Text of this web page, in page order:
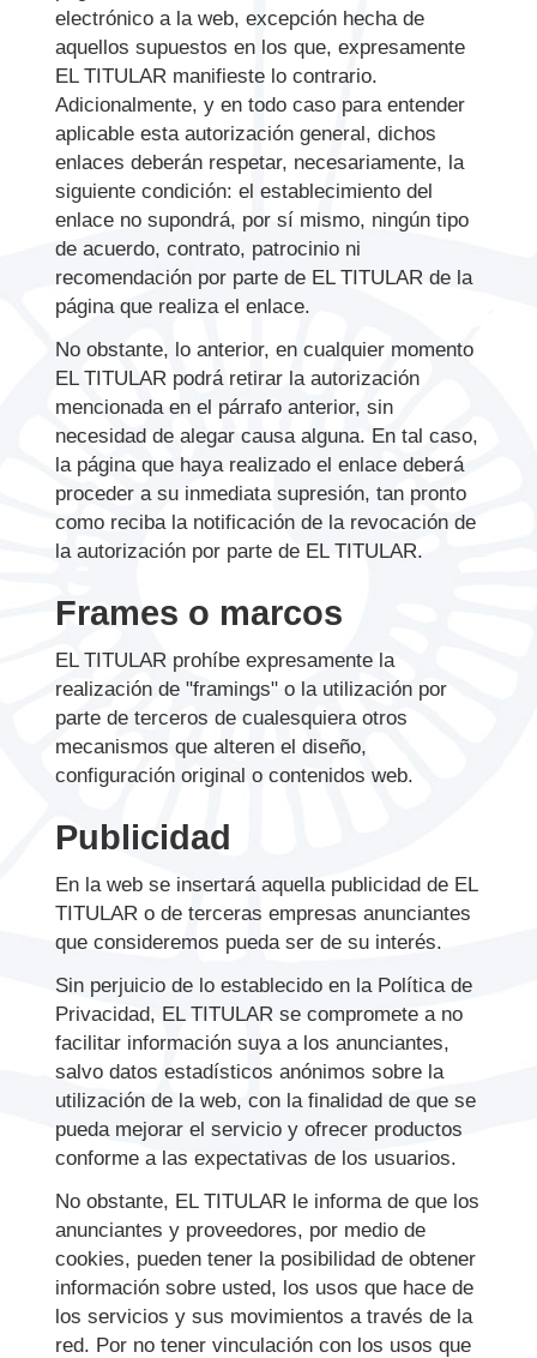
electrónico a la web, excepción hecha de
aquellos supuestos en los que, expresamente
EL TITULAR manifieste lo contrario.
Adicionalmente, y en todo caso para entender
aplicable esta autorización general, dichos
enlaces deberán respetar, necesariamente, la
siguiente condición: el establecimiento del
enlace no supondrá, por sí mismo, ningún tipo
de acuerdo, contrato, patrocinio ni
recomendación por parte de EL TITULAR de la
página que realiza el enlace.
No obstante, lo anterior, en cualquier momento
EL TITULAR podrá retirar la autorización
mencionada en el párrafo anterior, sin
necesidad de alegar causa alguna. En tal caso,
la página que haya realizado el enlace deberá
proceder a su inmediata supresión, tan pronto
como reciba la notificación de la revocación de
la autorización por parte de EL TITULAR.
Frames o marcos
EL TITULAR prohíbe expresamente la
realización de "framings" o la utilización por
parte de terceros de cualesquiera otros
mecanismos que alteren el diseño,
configuración original o contenidos web.
Publicidad
En la web se insertará aquella publicidad de EL
TITULAR o de terceras empresas anunciantes
que consideremos pueda ser de su interés.
Sin perjuicio de lo establecido en la Política de
Privacidad, EL TITULAR se compromete a no
facilitar información suya a los anunciantes,
salvo datos estadísticos anónimos sobre la
utilización de la web, con la finalidad de que se
pueda mejorar el servicio y ofrecer productos
conforme a las expectativas de los usuarios.
No obstante, EL TITULAR le informa de que los
anunciantes y proveedores, por medio de
cookies, pueden tener la posibilidad de obtener
información sobre usted, los usos que hace de
los servicios y sus movimientos a través de la
red. Por no tener vinculación con los usos que